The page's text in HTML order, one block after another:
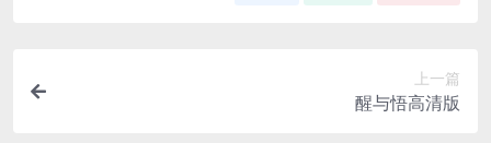
上一篇
醒与悟高清版